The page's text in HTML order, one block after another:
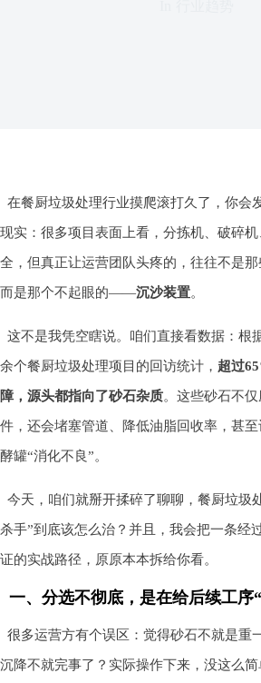
在餐厨垃圾处理行业摸爬滚打久了，你会
现实：很多项目表面上看，分拣机、破碎
全，但真正让运营团队头疼的，往往不是那
而是那个不起眼的——沉沙装置。
这不是我凭空瞎说。咱们直接看数据：根
余个餐厨垃圾处理项目的回访统计， 超过
障，源头都指向了砂石杂质。这些砂石不
件，还会堵塞管道、降低油脂回收率，甚
酵罐“消化不良”。
今天，咱们就掰开揉碎了聊聊，餐厨垃圾
杀手”到底该怎么治？并且，我会把一条经
证的实战路径，原原本本拆给你看。
一、分选不彻底，是在给后续工序
很多运营方有个误区：觉得砂石不就是重
沉降不就完事了？实际操作下来，没这么简